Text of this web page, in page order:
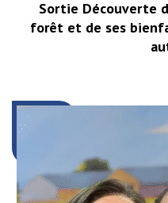
Sortie Découverte
forêt et de ses